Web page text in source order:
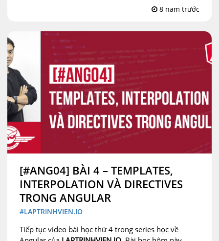
8 nam trước
[#ANG04] BÀI 4 – TEMPLATES,
INTERPOLATION VÀ DIRECTIVES
TRONG ANGULAR
#LAPTRINHVIEN.IO
Tiếp tục video bài học thứ 4 trong series học về